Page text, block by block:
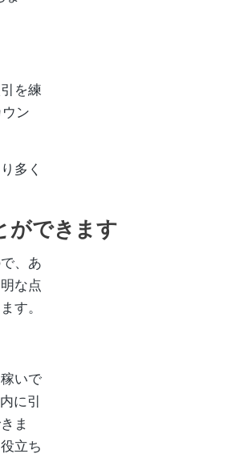
を練
ン
多く
ができます
、あ
な点
す。
いで
に引
ま
立ち